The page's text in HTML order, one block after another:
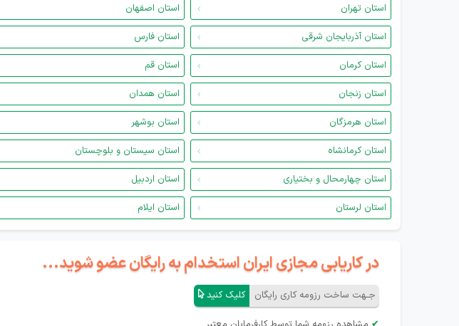
استان تهران استان اصفهان
استان آذربایجان شرقی
استان فارس
استان کرمان
استان قم
استان زنجان
استان همدان
استان هرمزگان
استان بوشهر
استان کرمانشاه
استان سیستان و بلوچستان
استان چهارمحال و بختیاری
استان اردبیل
استان لرستان
استان ایلام
در کاریابی مجازی ایران استخدام به رایگان عضو شوید...
جـهت ساخت رزومه کاری رایگان کلیک کنید